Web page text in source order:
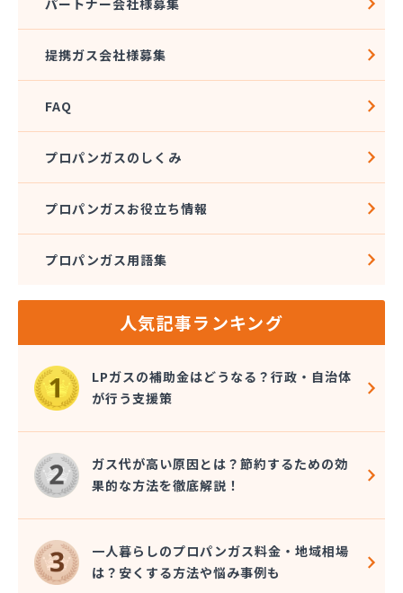
(株)ナガタ
(株)ニイヤ
(株)ノックス
(株)ファインガス
(株)フジテック
(株)フジプロ
(株)フジプロ 辻堂支店
(株)ホクト
(株)ホクト 相模原支店
(株)マクタ
(株)マスダ
(株)マスダエレメント
(株)マルエイ 横浜支店
(株)ミツウロコ 横浜営業所
(株)ミツウロコ 湘南営業所
(株)ミツウロコヴェッセル 横浜南店
(株)ミツウロコヴェッセル 相模原店
(株)ミツウロコヴェッセル 津久井店
(株)ミツウロコヴェッセル 平塚店
(株)ミトメ
(株)みなとガス
提携ガス会社様募集
FAQ
プロパンガスのしくみ
プロパンガスお役立ち情報
プロパンガス用語集
人気記事ランキング
LPガスの補助金はどうなる？行政・自治体
が行う支援策
ガス代が高い原因とは？節約するための効
果的な方法を徹底解説！
一人暮らしのプロパンガス料金・地域相場
は？安くする方法や悩み事例も